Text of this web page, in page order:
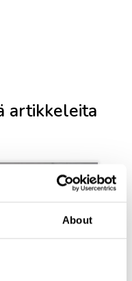
About
artikkeleita